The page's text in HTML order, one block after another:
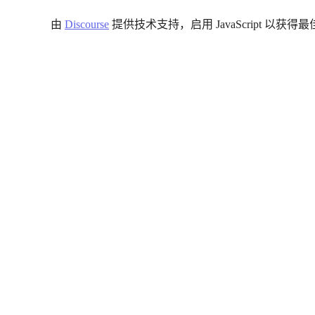
由 Discourse 提供技术支持，启用 JavaScript 以获得最